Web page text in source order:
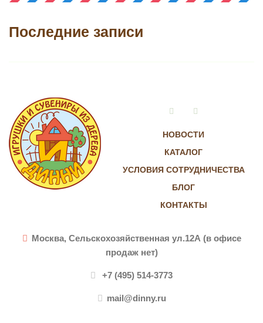
Последние записи
НОВОСТИ
КАТАЛОГ
УСЛОВИЯ СОТРУДНИЧЕСТВА
БЛОГ
КОНТАКТЫ
VkontakteInstagram
Москва, Сельскохозяйственная ул.12А (в офисе
продаж нет)
+7 (495) 514-3773
mail@dinny.ru